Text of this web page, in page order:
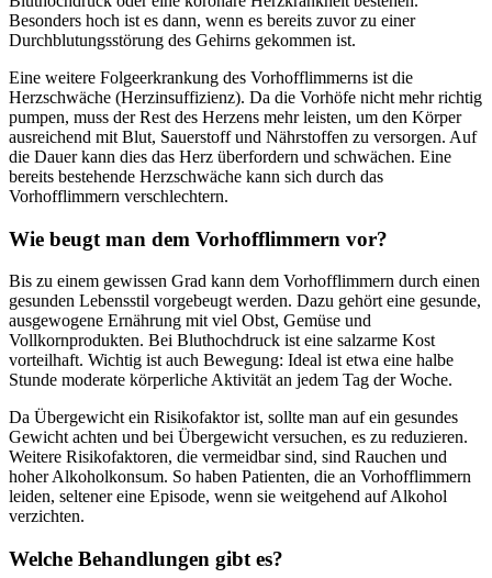
Besonders hoch ist es dann, wenn es bereits zuvor zu einer
Durchblutungsstörung des Gehirns gekommen ist.
Eine weitere Folgeerkrankung des Vorhofflimmerns ist die
Herzschwäche (Herzinsuffizienz). Da die Vorhöfe nicht mehr richtig
pumpen, muss der Rest des Herzens mehr leisten, um den Körper
ausreichend mit Blut, Sauerstoff und Nährstoffen zu versorgen. Auf
die Dauer kann dies das Herz überfordern und schwächen. Eine
bereits bestehende Herzschwäche kann sich durch das
Vorhofflimmern verschlechtern.
Wie beugt man dem Vorhofflimmern vor?
Bis zu einem gewissen Grad kann dem Vorhofflimmern durch einen
gesunden Lebensstil vorgebeugt werden. Dazu gehört eine gesunde,
ausgewogene Ernährung mit viel Obst, Gemüse und
Vollkornprodukten. Bei Bluthochdruck ist eine salzarme Kost
vorteilhaft. Wichtig ist auch Bewegung: Ideal ist etwa eine halbe
Stunde moderate körperliche Aktivität an jedem Tag der Woche.
Da Übergewicht ein Risikofaktor ist, sollte man auf ein gesundes
Gewicht achten und bei Übergewicht versuchen, es zu reduzieren.
Weitere Risikofaktoren, die vermeidbar sind, sind Rauchen und
hoher Alkoholkonsum. So haben Patienten, die an Vorhofflimmern
leiden, seltener eine Episode, wenn sie weitgehend auf Alkohol
verzichten.
Welche Behandlungen gibt es?